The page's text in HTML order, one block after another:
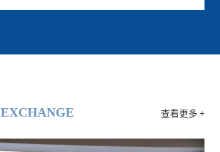
EXCHANGE 查看更多 +